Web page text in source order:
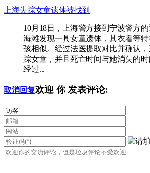
上海失踪女童遗体被找到
10月18日，上海警方接到宁波警方
海滩发现一具女童遗体，其衣着等
孩相似。经过法医提取对比并确认
踪女童，并且死亡时间与她消失的时
经过...
取消回复欢迎 你发表评论: